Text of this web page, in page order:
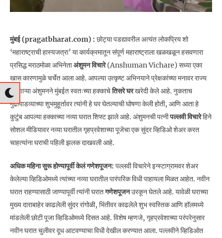
मुंबई (pragatbharat.com) : छोट्या पडद्यावरील अत्यंत लोकप्रिय शो
‘महाराष्ट्राची हास्यजत्रा’ या कार्यक्रमातून संपूर्ण महाराष्ट्राला खळखळून हसवणारा
प्रसिद्ध मराठमोळा अभिनेताअंशुमन विचारे(Anshuman Vichare) सध्या एका
खास कारणामुळे चर्चेत आला आहे. आपल्या उत्कृष्ट अभिनयाने प्रेक्षकांच्या मनावर राज्य
करणाऱ्या अंशुमनने मुंबईत स्वतःच्या हक्काचेतिसरे घरखरेदी केले आहे. नुकताच
गुढीपाडव्याच्या शुभमुहूर्तावर त्यांनी हे घर घेतल्याची घोषणा केली होती, आणि आता हे
कुटुंब आपल्या हक्काच्या नव्या घरात शिफ्ट झाले आहे. अंशुमनची पत्नीपल्लवी विचारेहिने
सोशल मीडियावर नव्या घरातील गृहप्रवेशाच्या पूजेचा एक सुंदर व्हिडिओ शेअर करत
चाहत्यांना घराची पहिली झलक दाखवली आहे.
अधिक महिना सुरू होण्यापूर्वी केलं गणेशपूजन: पल्लवी विचारेने इन्स्टाग्रामवर शेअर
केलेल्या व्हिडिओमध्ये त्यांच्या नव्या घरातील पारंपरिक विधी पाहायला मिळत आहेत. नवीन
घरात राहण्यासाठी जाण्यापूर्वी त्यांनी घरातगणेशपूजनउरकून घेतले आहे. यावेळी घराच्या
मुख्य दाराबाहेर काढलेली सुंदर रांगोळी, भिंतीवर काढलेले शुभ स्वस्तिक आणि हॉलमध्ये
मांडलेली छोटी पूजा व्हिडिओमध्ये दिसत आहे. विशेष म्हणजे, गृहप्रवेशाच्या परंपरेनुसार
नवीन घरात चुलीवर दूध आटवण्याचा विधी देखील करण्यात आला. पल्लवीने व्हिडिओत